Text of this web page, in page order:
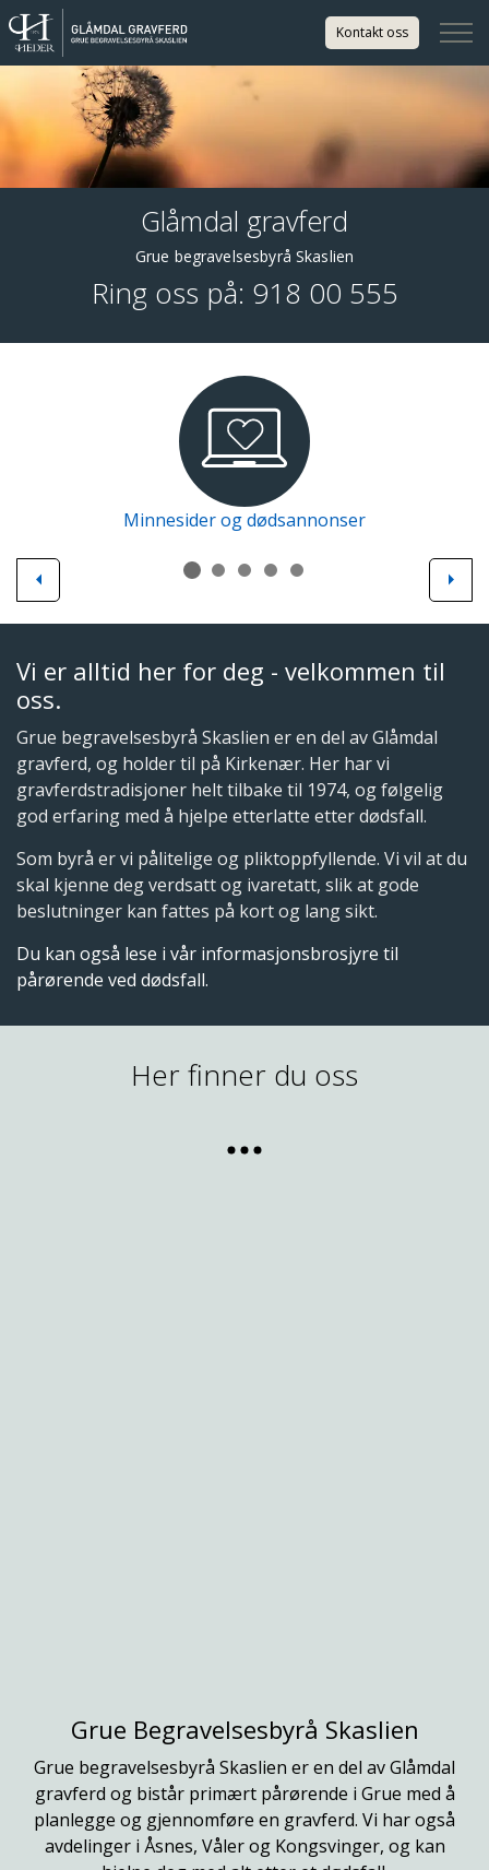
Kontakt oss
Glåmdal gravferd
Grue begravelsesbyrå Skaslien
Ring oss på: 918 00 555
Previous
Minnesider og dødsannonser
Next
Vi er alltid her for deg - velkommen til
oss.
Grue begravelsesbyrå Skaslien er en del av Glåmdal
gravferd, og holder til på Kirkenær. Her har vi
gravferdstradisjoner helt tilbake til 1974, og følgelig
god erfaring med å hjelpe etterlatte etter dødsfall.
Som byrå er vi pålitelige og pliktoppfyllende. Vi vil at du
skal kjenne deg verdsatt og ivaretatt, slik at gode
beslutninger kan fattes på kort og lang sikt.
Du kan også lese i vår informasjonsbrosjyre til
pårørende ved dødsfall.
Her finner du oss
Grue Begravelsesbyrå Skaslien
Grue begravelsesbyrå Skaslien er en del av Glåmdal
gravferd og bistår primært pårørende i Grue med å
planlegge og gjennomføre en gravferd. Vi har også
avdelinger i Åsnes, Våler og Kongsvinger, og kan